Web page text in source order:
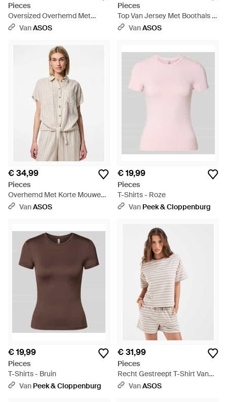
Pieces
Oversized Overhemd Met
Lange Mouwen - Rood
VanASOS
Pieces
Top Van Jersey Met Boothals -
BruinVanASOS
€ 34,99
Pieces
Overhemd Met Korte Mouwen -
Naturel
VanASOS
€ 19,99
Pieces
T-Shirts - Roze
Van Peek & Cloppenburg
€ 19,99
Pieces
T-Shirts - Bruin
Van Peek & Cloppenburg
€ 31,99
Pieces
Recht Gestreept T-Shirt Van
Sweatstof - Wit
VanASOS